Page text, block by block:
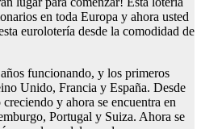
en toda Europa y ahora usted
eurolotería desde la comodidad de
funcionando, y los primeros
Unido, Francia y España. Desde
y ahora se encuentra en
Portugal y Suiza. Ahora se